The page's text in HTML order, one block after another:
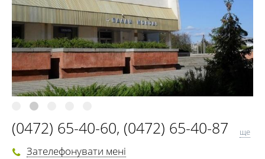
(0472) 65-40-60, (0472) 65-40-87
(0472) 65-40-45
ще
Зателефонувати мені